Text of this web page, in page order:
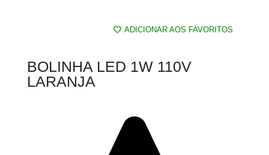
ADICIONAR AOS FAVORITOS
BOLINHA LED 1W 110V
LARANJA